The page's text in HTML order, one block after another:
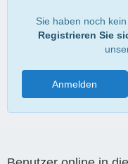
Sie haben noch
Registrieren Sie
Anmelden